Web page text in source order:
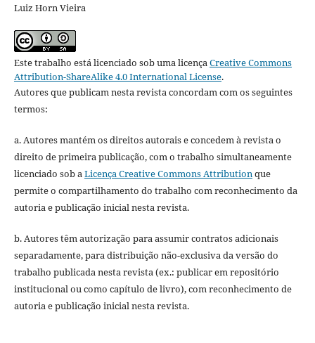
Luiz Horn Vieira
Este trabalho está licenciado sob uma licençaCreative Commons
Attribution-ShareAlike 4.0 International License.
Autores que publicam nesta revista concordam com os seguintes
termos:
a. Autores mantém os direitos autorais e concedem à revista o
direito de primeira publicação, com o trabalho simultaneamente
licenciado sob aLicença Creative Commons Attributionque
permite o compartilhamento do trabalho com reconhecimento da
autoria e publicação inicial nesta revista.
b. Autores têm autorização para assumir contratos adicionais
separadamente, para distribuição não-exclusiva da versão do
trabalho publicada nesta revista (ex.: publicar em repositório
institucional ou como capítulo de livro), com reconhecimento de
autoria e publicação inicial nesta revista.